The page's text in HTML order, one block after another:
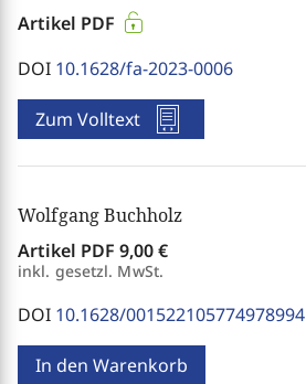
Artikel PDF
DOI 10.1628/fa-2023-0006
Zum Volltext
Wolfgang Buchholz
Artikel PDF 9,00 €
inkl. gesetzl. MwSt.
DOI 10.1628/001522105774978994
In den Warenkorb